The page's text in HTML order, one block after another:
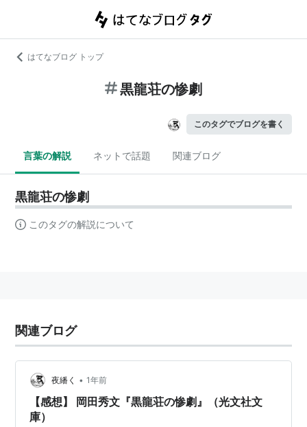
はてなブログ トップ
黒龍荘の惨劇
このタグでブログを書く
言葉の解説 ネットで話題 関連ブログ
黒龍荘の惨劇
このタグの解説について
関連ブログ
夜繙く • 1年前
【感想】 岡田秀文『黒龍荘の惨劇』（光文社文
庫）